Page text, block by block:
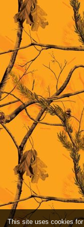
This site uses cookies